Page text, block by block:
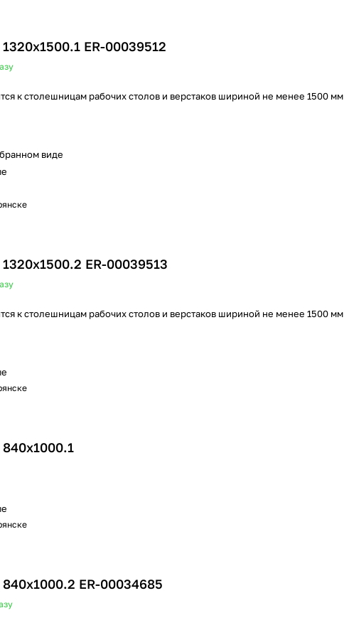
ER-00039512
к столешницам рабочих столов и верстаков шириной не менее 1500 мм
виде
ER-00039513
к столешницам рабочих столов и верстаков шириной не менее 1500 мм
ER-00034685